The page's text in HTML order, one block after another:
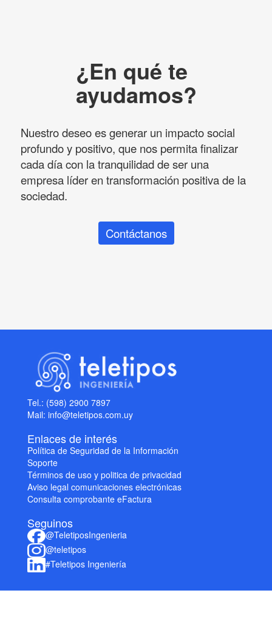
¿En qué te
ayudamos?
Nuestro deseo es generar un impacto social
profundo y positivo, que nos permita finalizar
cada día con la tranquilidad de ser una
empresa líder en transformación positiva de la
sociedad.
Contáctanos
Tel.: (598) 2900 7897
Mail: info@teletipos.com.uy
Enlaces de interés
Política de Seguridad de la Información
Soporte
Términos de uso y politica de privacidad
Aviso legal comunicaciones electrónicas
Consulta comprobante eFactura
Seguinos
@TeletiposIngenieria
@teletipos
#Teletipos Ingeniería